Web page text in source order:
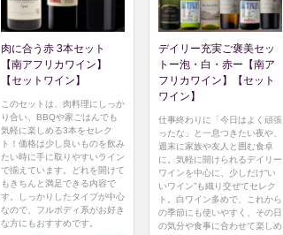
肉に合う赤 3本セット
【南アフリカワイン】
【セットワイン】
このセットは、肉料理にしっか
り合い、BBQや家ごはんでも
気軽に楽しめる3本をセレク
ト！価格は少し良いものを飲み
たい時に手に取りやすいライン
で揃えています。どれを開けて
もきちんと満足できる内容で
す。しっかりしたタイプが中心
なので、フルボディ系がお好き
な方にもおすすめです。
デイリー充実ご褒美セッ
トー泡・白・赤ー【南ア
フリカワイン】【セット
ワイン】
仕事終わりに「今日はよく頑張
ったな」と一息つきたい夜や、
週末に家族や友人と囲む食卓
に。気軽に開けられるデイリー
ワインを中心に、少しだけ“い
いワイン”も織り交ぜてセレク
ト。白ワイン多めで、これから
の季節にも使いやすく、その日
の気分や食事に合わせて楽しめ